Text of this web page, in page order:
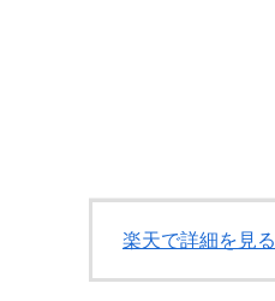
楽天で詳細を見る